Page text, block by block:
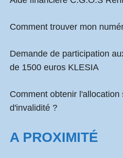
Comment trouver mon
Demande de participation
de 1500 euros KLESIA
Comment obtenir l'allocation
d'invalidité ?
A PROXIMITÉ